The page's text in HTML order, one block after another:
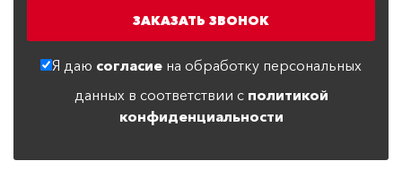
Я даю согласие на обработку персональных
данных в соответствии с политикой
конфиденциальности